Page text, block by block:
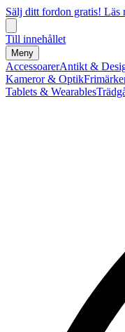
Sälj ditt fordon gratis! Läs
Till innehållet
Meny
AccessoarerAntikt &
Kameror & Optik
Tablets & Wearables